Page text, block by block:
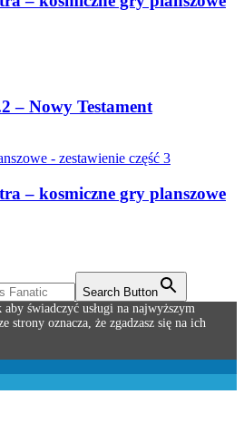
– Nowy Testament
– kosmiczne gry planszowe
Search Button
świadczyć usługi na najwyższym
strony oznacza, że zgadzasz się na ich